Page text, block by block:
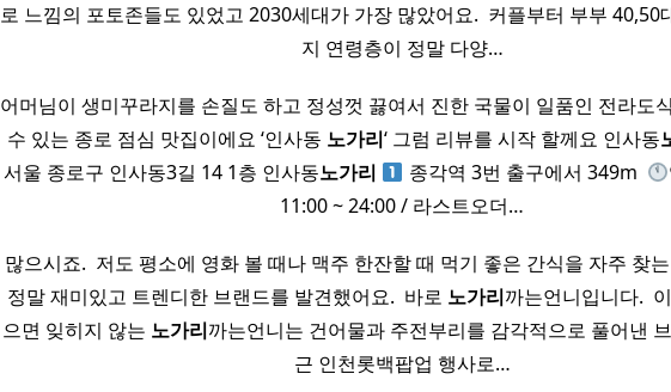
로 느낌의 포토존들도 있었고 2030세대가 가장 많았어요. ​ 커플부터 부부 40,50
지 연령층이 정말 다양…
어머님이 생미꾸라지를 손질도 하고 정성껏 끓여서 진한 국물이 일품인 전라도
수 있는 종로 점심 맛집이에요 ‘인사동 노가리‘ 그럼 리뷰를 시작 할께요 인사동
서울 종로구 인사동3길 14 1층 인사동노가리 종각역 3번 출구에서 349m ​
11:00 ~ 24:00 / 라스트오더…
많으시죠. ​ 저도 평소에 영화 볼 때나 맥주 한잔할 때 먹기 좋은 간식을 자주 찾
정말 재미있고 트렌디한 브랜드를 발견했어요. ​ 바로 노가리까는언니입니다.
으면 잊히지 않는 노가리까는언니는 건어물과 주전부리를 감각적으로 풀어낸
근 인천롯백팝업 행사로…